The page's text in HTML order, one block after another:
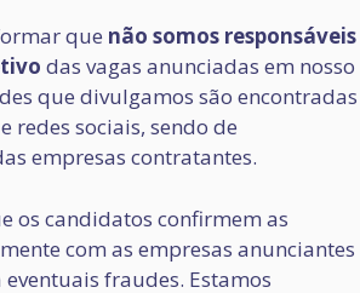
que não somos responsáveis
das vagas anunciadas em nosso
que divulgamos são encontradas
redes sociais, sendo de
empresas contratantes.
os candidatos confirmem as
com as empresas anunciantes
fraudes. Estamos